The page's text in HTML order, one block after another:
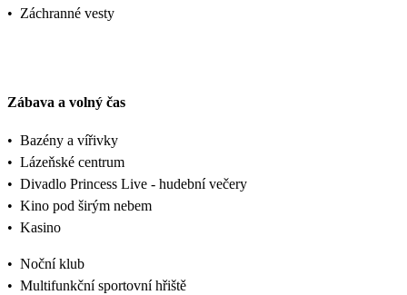
• Záchranné vesty
Zábava a volný čas
• Bazény a vířivky
• Lázeňské centrum
• Divadlo Princess Live - hudební večery
• Kino pod širým nebem
• Kasino
• Noční klub
• Multifunkční sportovní hřiště